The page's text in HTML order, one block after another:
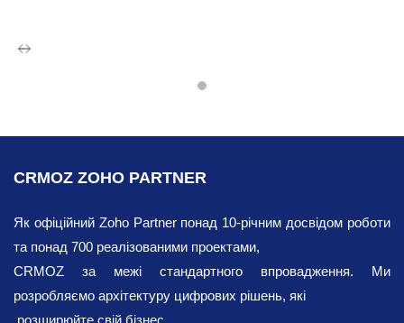
CRM з Zoho
CRM
платформа не зацікавить користувачів.
Тому однією з головних переваг роботи з
Zoho CRM можливість інтегрувати
компанії з різних галузей, таких як
фінанси, розваги, аналітика, моніторинг,
CRMOZ ZOHO PARTNER
Як офіційний Zoho Partner понад 10-річним досвідом роботи
та понад 700 реалізованими проектами,
CRMOZ за межі стандартного впровадження. Ми
розробляємо архітектуру цифрових рішень, які
розширюйте свій бізнес.